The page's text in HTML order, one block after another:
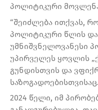
პოლიტიკური
“შეიძლება ითქვას,
პოლიტიკური წლის
უმნიშვნელოვანესი
უპირველეს ყოვლის
გუნდისთვის და
საზოგადოებისთვისაც.
2024 წელი, იმ